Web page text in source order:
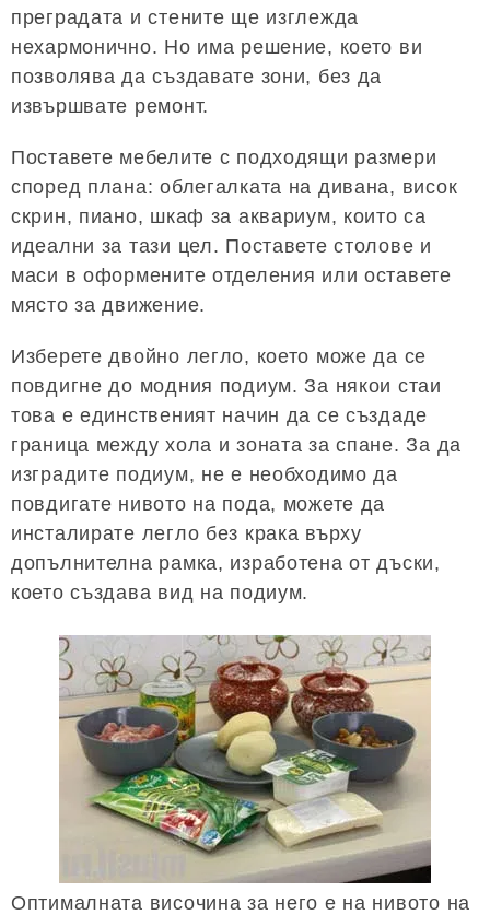
преградата и стените ще изглежда
нехармонично. Но има решение, което ви
позволява да създавате зони, без да
извършвате ремонт.
Поставете мебелите с подходящи размери
според плана: облегалката на дивана, висок
скрин, пиано, шкаф за аквариум, които са
идеални за тази цел. Поставете столове и
маси в оформените отделения или оставете
място за движение.
Изберете двойно легло, което може да се
повдигне до модния подиум. За някои стаи
това е единственият начин да се създаде
граница между хола и зоната за спане. За да
изградите подиум, не е необходимо да
повдигате нивото на пода, можете да
инсталирате легло без крака върху
допълнителна рамка, изработена от дъски,
което създава вид на подиум.
Оптималната височина за него е на нивото на